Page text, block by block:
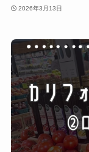
2026年3月13日